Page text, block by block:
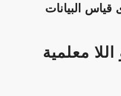
البيانات
اللا معلمية